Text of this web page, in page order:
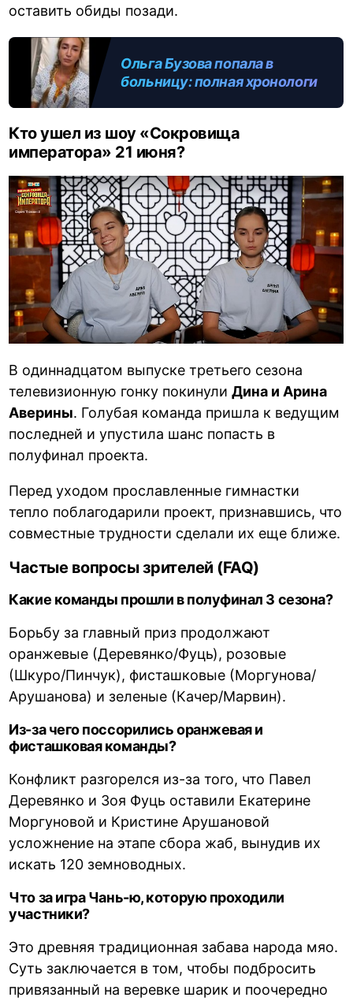
оставить обиды позади.
Ольга Бузова попала в
больницу: полная хронология
Кто ушел из шоу «Сокровища
императора» 21 июня?
В одиннадцатом выпуске третьего сезона
телевизионную гонку покинулиДина и Арина
Аверины. Голубая команда пришла к ведущим
последней и упустила шанс попасть в
полуфинал проекта.
Перед уходом прославленные гимнастки
тепло поблагодарили проект, признавшись, что
совместные трудности сделали их еще ближе.
Частые вопросы зрителей (FAQ)
Какие команды прошли в полуфинал 3 сезона?
Борьбу за главный приз продолжают
оранжевые (Деревянко/Фуць), розовые
(Шкуро/Пинчук), фисташковые (Моргунова/
Арушанова) и зеленые (Качер/Марвин).
Из-за чего поссорились оранжевая и
фисташковая команды?
Конфликт разгорелся из-за того, что Павел
Деревянко и Зоя Фуць оставили Екатерине
Моргуновой и Кристине Арушановой
усложнение на этапе сбора жаб, вынудив их
искать 120 земноводных.
Что за игра Чань-ю, которую проходили
участники?
Это древняя традиционная забава народа мяо.
Суть заключается в том, чтобы подбросить
привязанный на веревке шарик и поочередно